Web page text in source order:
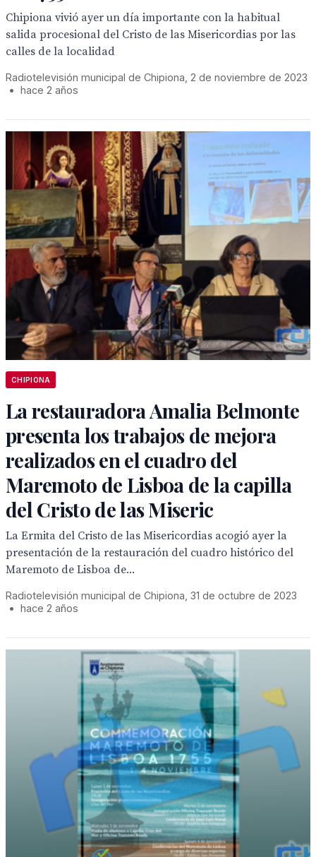
Chipiona vivió ayer un día importante con la habitual
salida procesional del Cristo de las Misericordias por las
calles de la localidad
Radiotelevisión municipal de Chipiona, 2 de noviembre de 2023
• hace 2 años
CHIPIONA
La restauradora Amalia Belmonte
presenta los trabajos de mejora
realizados en el cuadro del
Maremoto de Lisboa de la capilla
del Cristo de las Miseric
La Ermita del Cristo de las Misericordias acogió ayer la
presentación de la restauración del cuadro histórico del
Maremoto de Lisboa de...
Radiotelevisión municipal de Chipiona, 31 de octubre de 2023
• hace 2 años